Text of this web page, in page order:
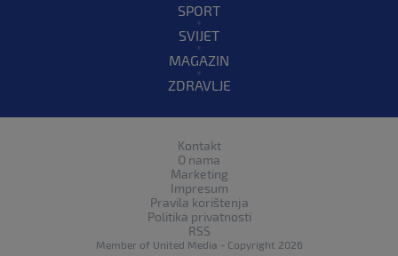
SPORT
SVIJET
MAGAZIN
ZDRAVLJE
Kontakt
O nama
Marketing
Impresum
Pravila korištenja
Politika privatnosti
RSS
Member of United Media - Copyright 2026